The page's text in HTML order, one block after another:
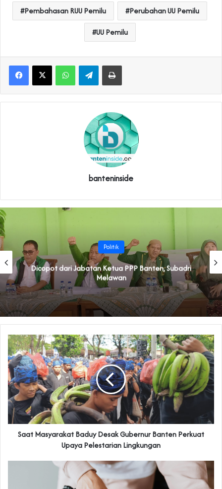
Pembahasan RUU Pemilu Perubahan UU Pemilu
UU Pemilu
WhatsAppTelegramPrint
banteninside
Politik
Dicopot dari Jabatan Ketua PPP Banten, Subadri
Melawan
Saat Masyarakat Baduy Desak Gubernur Banten Perkuat
Upaya Pelestarian Lingkungan